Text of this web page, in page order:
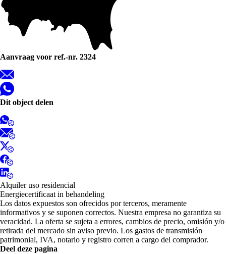
Aanvraag voor ref.-nr. 2324
Dit object delen
Alquiler uso residencial
Energiecertificaat in behandeling
Los datos expuestos son ofrecidos por terceros, meramente
informativos y se suponen correctos. Nuestra empresa no garantiza su
veracidad. La oferta se sujeta a errores, cambios de precio, omisión y/o
retirada del mercado sin aviso previo. Los gastos de transmisión
patrimonial, IVA, notario y registro corren a cargo del comprador.
Deel deze pagina